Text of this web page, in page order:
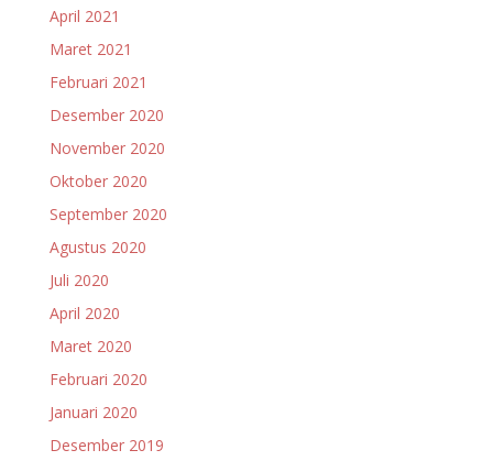
April 2021
Maret 2021
Februari 2021
Desember 2020
November 2020
Oktober 2020
September 2020
Agustus 2020
Juli 2020
April 2020
Maret 2020
Februari 2020
Januari 2020
Desember 2019